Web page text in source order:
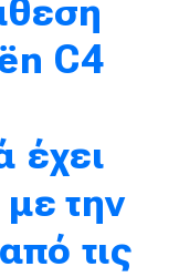
C4
έχει
την
τις